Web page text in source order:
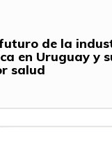
de la
en Uruguay y
salud